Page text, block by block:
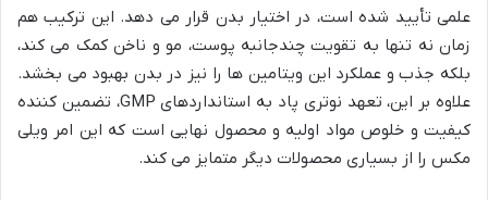
علمی تأیید شده است، در اختیار بدن قرار می دهد. این ترکیب هم
زمان نه تنها به تقویت چندجانبه پوست، مو و ناخن کمک می کند،
بلکه جذب و عملکرد این ویتامین ها را نیز در بدن بهبود می بخشد.
علاوه بر این، تعهد نوتری پاد به استانداردهای GMP، تضمین کننده
کیفیت و خلوص مواد اولیه و محصول نهایی است که این امر ویلی
مکس را از بسیاری محصولات دیگر متمایز می کند.